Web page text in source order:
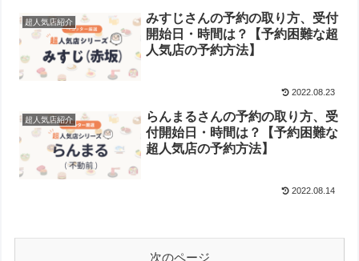
超人気店紹介
みすじさんの予約の取り方、受付
開始日・時間は？【予約困難な超
人気店の予約方法】
2022.08.23
超人気店紹介
らんまるさんの予約の取り方、受
付開始日・時間は？【予約困難な
超人気店の予約方法】
2022.08.14
次のページ